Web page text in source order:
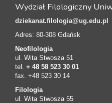
Wydział Filologiczny
dziekanat.filologia@ug.edu.pl
Adres: 80-308 Gdańsk
Neofilologia
ul. Wita Stwosza 51
tel. + 48 58 523 30 01
fax. +48 523 30 14
Filologia
ul. Wita Stwosza 55